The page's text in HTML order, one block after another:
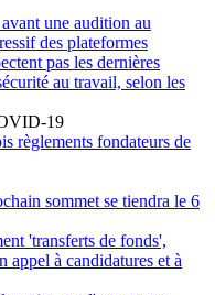
une audition au
des plateformes
pas les dernières
au travail, selon les
19
règlements fondateurs de
sommet se tiendra le 6
'transferts de fonds',
appel à candidatures et à